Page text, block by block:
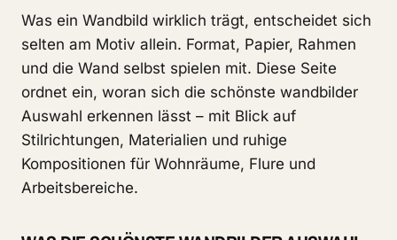
Was ein Wandbild wirklich trägt, entscheidet sich
selten am Motiv allein. Format, Papier, Rahmen
und die Wand selbst spielen mit. Diese Seite
ordnet ein, woran sich die schönste wandbilder
Auswahl erkennen lässt – mit Blick auf
Stilrichtungen, Materialien und ruhige
Kompositionen für Wohnräume, Flure und
Arbeitsbereiche.